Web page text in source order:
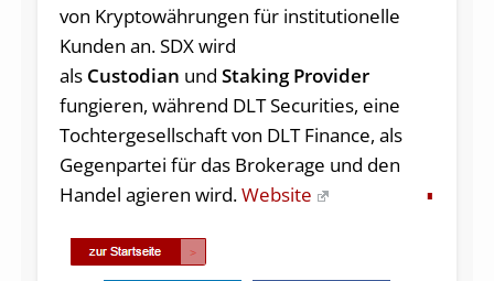
von Kryptowährungen für institutionelle
Kunden an. SDX wird
als Custodian und Staking Provider
fungieren, während DLT Securities, eine
Tochtergesellschaft von DLT Finance, als
Gegenpartei für das Brokerage und den
Handel agieren wird.Website